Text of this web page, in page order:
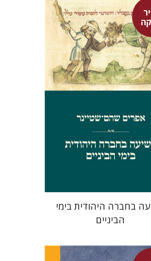
שהם-שטיינר
מחיר השקה
$42
$29
בחברה היהודית בימי
הביניים